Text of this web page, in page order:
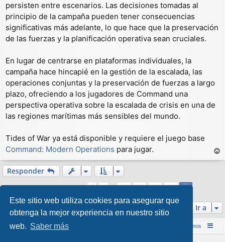
Este sitio web utiliza cookies para asegurar que
obtenga la mejor experiencia en nuestro sitio
web. Saber más
persisten entre escenarios. Las decisiones tomadas al
principio de la campaña pueden tener consecuencias
significativas más adelante, lo que hace que la preservación
de las fuerzas y la planificación operativa sean cruciales.
En lugar de centrarse en plataformas individuales, la
campaña hace hincapié en la gestión de la escalada, las
operaciones conjuntas y la preservación de fuerzas a largo
plazo, ofreciendo a los jugadores de Command una
perspectiva operativa sobre la escalada de crisis en una de
las regiones marítimas más sensibles del mundo.
Tides of War ya está disponible y requiere el juego base
Command: Modern Operations para jugar.
r
Responder
Página16de16
Anterior
1 12 13 14 15 16
Ir a
Inicio (Web) Foro Punta de Lanza Wargames Contáctenos